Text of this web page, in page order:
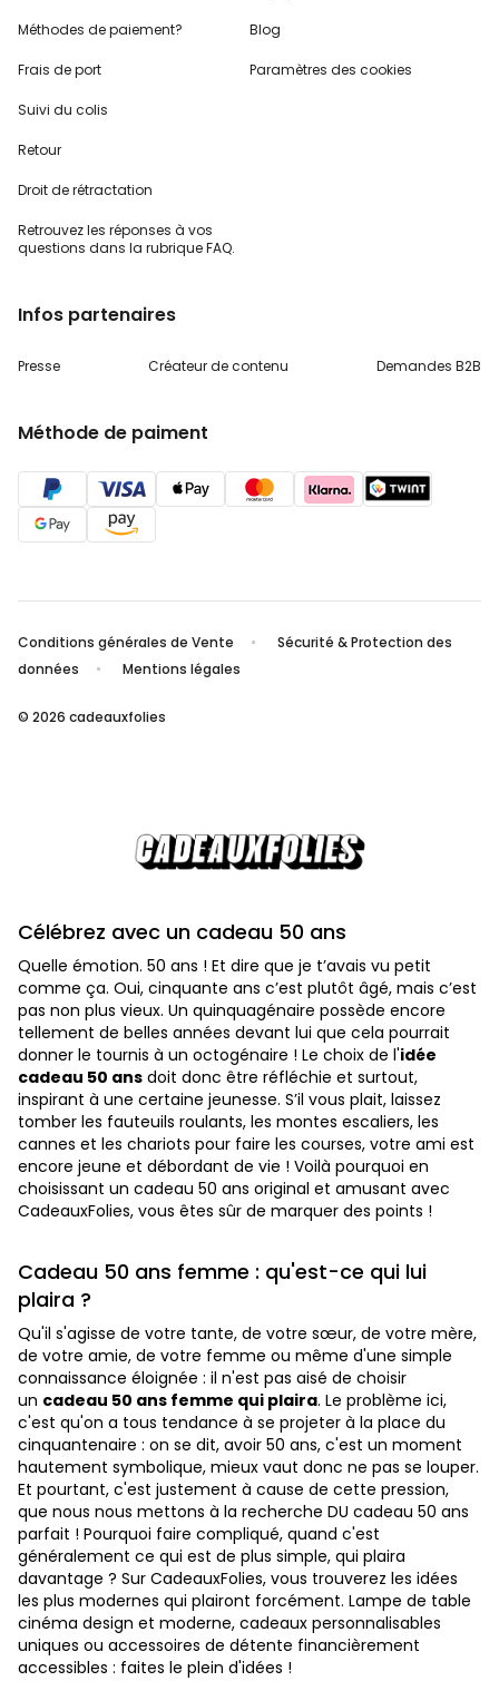
Méthodes de paiement?
Frais de port
Suivi du colis
Retour
Droit de rétractation
Retrouvez les réponses à vos
questions dans la rubrique FAQ.
Blog
Paramètres des cookies
Infos partenaires
Presse Créateur de contenu Demandes B2B
Méthode de paiment
Conditions générales de Vente
Sécurité & Protection des
données
Mentions légales
© 2026 cadeauxfolies
Célébrez avec un cadeau 50 ans
Quelle émotion. 50 ans ! Et dire que je t’avais vu petit
comme ça. Oui, cinquante ans c’est plutôt âgé, mais c’est
pas non plus vieux. Un quinquagénaire possède encore
tellement de belles années devant lui que cela pourrait
donner le tournis à un octogénaire ! Le choix de l'idée
cadeau 50 ans doit donc être réfléchie et surtout,
inspirant à une certaine jeunesse. S’il vous plait, laissez
tomber les fauteuils roulants, les montes escaliers, les
cannes et les chariots pour faire les courses, votre ami est
encore jeune et débordant de vie ! Voilà pourquoi en
choisissant un cadeau 50 ans original et amusant avec
CadeauxFolies, vous êtes sûr de marquer des points !
Cadeau 50 ans femme : qu'est-ce qui lui
plaira ?
Qu'il s'agisse de votre tante, de votre sœur, de votre mère,
de votre amie, de votre femme ou même d'une simple
connaissance éloignée : il n'est pas aisé de choisir
un cadeau 50 ans femme qui plaira. Le problème ici,
c'est qu'on a tous tendance à se projeter à la place du
cinquantenaire : on se dit, avoir 50 ans, c'est un moment
hautement symbolique, mieux vaut donc ne pas se louper.
Et pourtant, c'est justement à cause de cette pression,
que nous nous mettons à la recherche DU cadeau 50 ans
parfait ! Pourquoi faire compliqué, quand c'est
généralement ce qui est de plus simple, qui plaira
davantage ? Sur CadeauxFolies, vous trouverez les idées
les plus modernes qui plairont forcément. Lampe de table
cinéma design et moderne, cadeaux personnalisables
uniques ou accessoires de détente financièrement
accessibles : faites le plein d'idées !